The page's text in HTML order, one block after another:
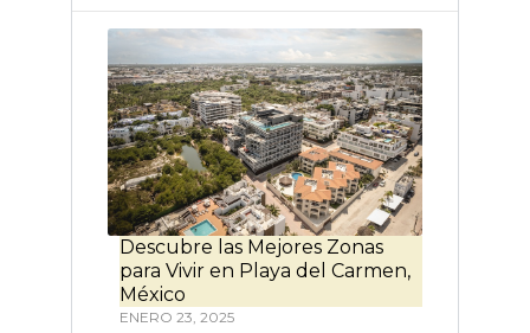
Descubre las Mejores Zonas
para Vivir en Playa del Carmen,
México
ENERO 23, 2025